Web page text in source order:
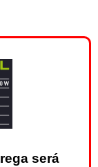
será